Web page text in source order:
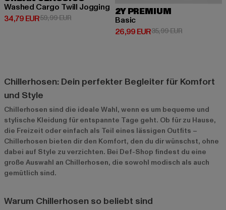
Washed Cargo Twill Jogging
34,79 EUR
Derzeitiger Preis: 34,79 EUR
59,99 EURAktionspreis: 59,99 EUR
2Y PREMIUM
Basic
26,99 EUR
Derzeitiger Preis: 26,99 EUR
35,99 EURAktionspreis:
Chillerhosen: Dein perfekter Begleiter für Komfort
und Style
Chillerhosen sind die ideale Wahl, wenn es um bequeme und
stylische Kleidung für entspannte Tage geht. Ob für zu Hause,
die Freizeit oder einfach als Teil eines lässigen Outfits –
Chillerhosen bieten dir den Komfort, den du dir wünschst, ohne
dabei auf Style zu verzichten. Bei Def-Shop findest du eine
große Auswahl an Chillerhosen, die sowohl modisch als auch
gemütlich sind.
Warum Chillerhosen so beliebt sind